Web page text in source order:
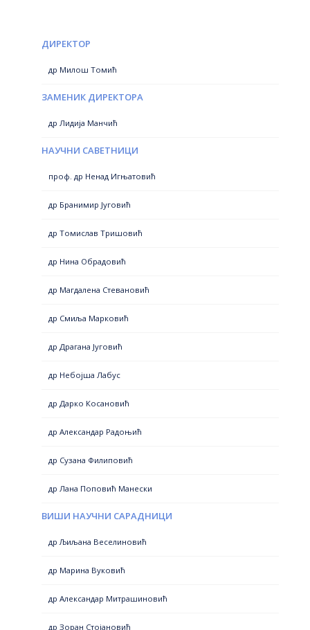
ДИРЕКТОР
др Милош Томић
ЗАМЕНИК ДИРЕКТОРА
др Лидија Манчић
НАУЧНИ САВЕТНИЦИ
проф. др Ненад Игњатовић
др Бранимир Југовић
др Томислав Тришовић
др Нина Обрадовић
др Магдалена Стевановић
др Смиља Марковић
др Драгана Југовић
др Небојша Лабус
др Дарко Косановић
др Александар Радоњић
др Сузана Филиповић
др Лана Поповић Манески
ВИШИ НАУЧНИ САРАДНИЦИ
др Љиљана Веселиновић
др Марина Вуковић
др Александар Митрашиновић
др Зоран Стојановић